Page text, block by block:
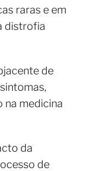
raras e em
distrofia
de
na medicina
da
de